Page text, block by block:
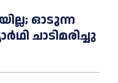
ഓടുന്ന
ചാടിമരിച്ചു